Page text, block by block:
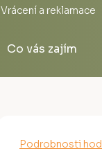
Vrácení a reklamace
Co vás zajímá
Průměrné
Podrobnosti